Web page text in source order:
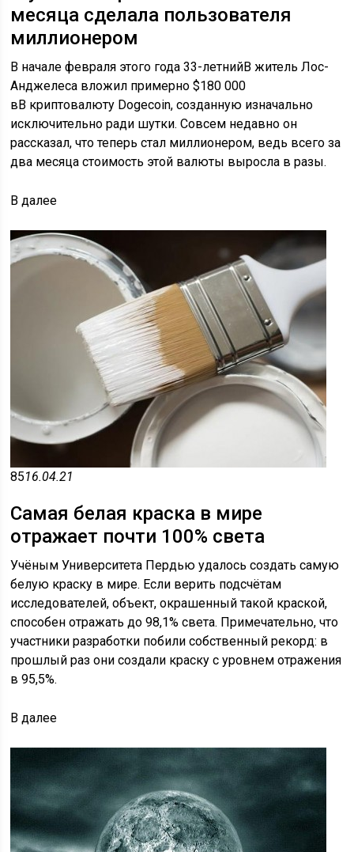
месяца сделала пользователя
миллионером
В начале февраля этого года 33-летнийВ житель Лос-
Анджелеса вложил примерно $180 000
вВ криптовалюту Dogecoin, созданную изначально
исключительно ради шутки. Совсем недавно он
рассказал, что теперь стал миллионером, ведь всего за
два месяца стоимость этой валюты выросла в разы.
В далее
8516.04.21
Самая белая краска в мире
отражает почти 100% света
Учёным Университета Пердью удалось создать самую
белую краску в мире. Если верить подсчётам
исследователей, объект, окрашенный такой краской,
способен отражать до 98,1% света. Примечательно, что
участники разработки побили собственный рекорд: в
прошлый раз они создали краску с уровнем отражения
в 95,5%.
В далее